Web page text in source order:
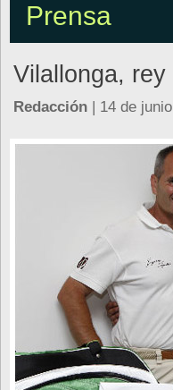
Prensa
Vilallonga, rey
Redacción | 14 de